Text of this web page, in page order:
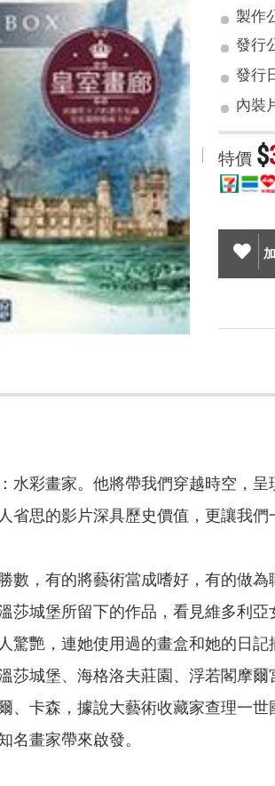
製作
發行
發行
內裝
特價 $
水彩畫家。他將帶我們穿越時空，
省思的影片深具歷史價值，更讓我們
數，有的將藝術當成嗜好，有的做
莎城堡所留下的作品，看見維多利
驚艷，連她使用過的畫盒和她的日
莎城堡、海格洛夫莊園、浮若閣摩
、卡森，據說大藝術收藏家查理一
名畫家帶來啟發。